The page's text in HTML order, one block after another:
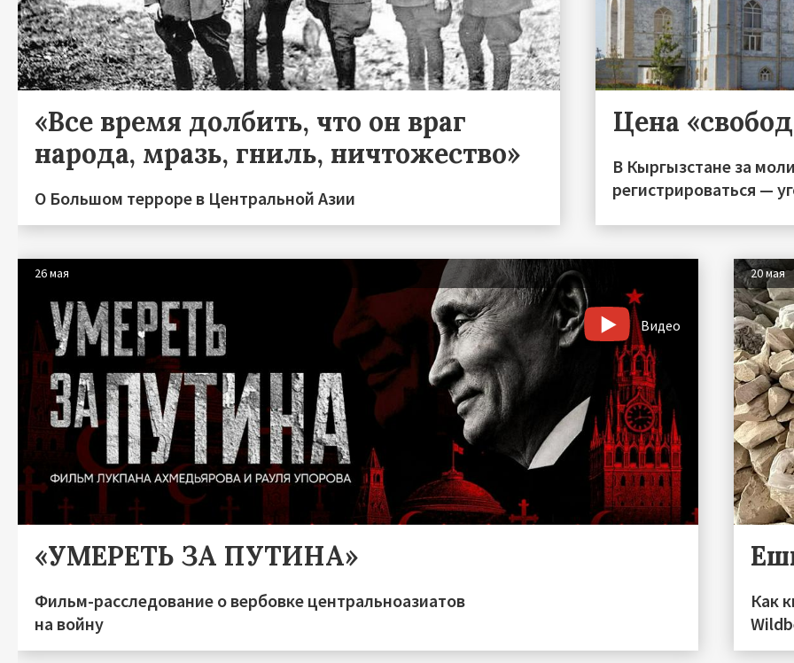
«Все время долбить, что он враг
народа, мразь, гниль, ничтожество»
О Большом терроре в Центральной Азии
Цена
В Кыргызстане за
регистрироваться —
26 мая
Видео
«УМЕРЕТЬ ЗА ПУТИНА»
Фильм-расследование о вербовке центральноазиатов
на войну
20 мая
Как